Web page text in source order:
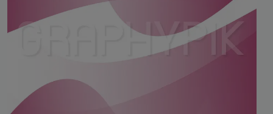
View Details